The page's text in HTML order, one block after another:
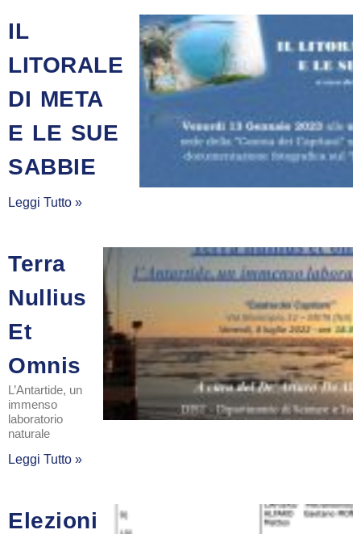
IL
LITORALE
DI META
E LE SUE
SABBIE
Leggi Tutto »
Terra
Nullius
Et
Omnis
L’Antartide, un
immenso
laboratorio
naturale
Leggi Tutto »
Elezioni